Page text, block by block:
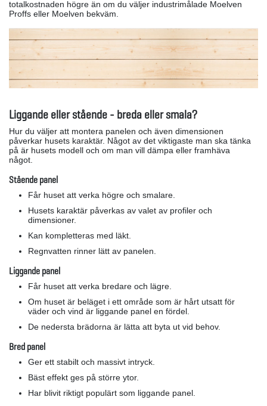
totalkostnaden högre än om du väljer industrimålade Moelven
Proffs eller Moelven bekväm.
Liggande eller stående - breda eller smala?
Hur du väljer att montera panelen och även dimensionen
påverkar husets karaktär. Något av det viktigaste man ska tänka
på är husets modell och om man vill dämpa eller framhäva
något.
Stående panel
Får huset att verka högre och smalare.
Husets karaktär påverkas av valet av profiler och
dimensioner.
Kan kompletteras med läkt.
Regnvatten rinner lätt av panelen.
Liggande panel
Får huset att verka bredare och lägre.
Om huset är beläget i ett område som är hårt utsatt för
väder och vind är liggande panel en fördel.
De nedersta brädorna är lätta att byta ut vid behov.
Bred panel
Ger ett stabilt och massivt intryck.
Bäst effekt ges på större ytor.
Har blivit riktigt populärt som liggande panel.